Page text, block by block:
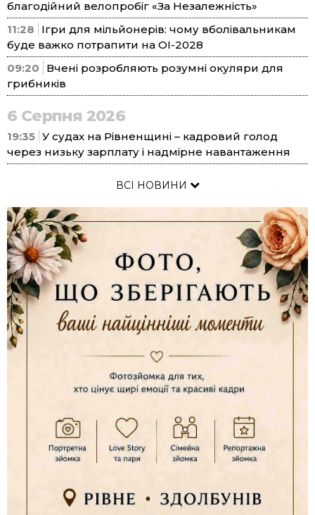
благодійний велопробіг «За Незалежність»
11:28
Ігри для мільйонерів: чому вболівальникам
буде важко потрапити на ОІ-2028
09:20
Вчені розробляють розумні окуляри для
грибників
6 Серпня 2026
19:35 У судах на Рівненщині – кадровий голод
через низьку зарплату і надмірне навантаження
ВСІ НОВИНИ